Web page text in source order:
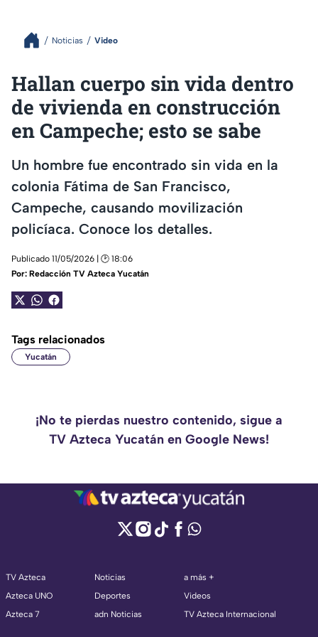
Noticias Video
Hallan cuerpo sin vida dentro
de vivienda en construcción
en Campeche; esto se sabe
Un hombre fue encontrado sin vida en la
colonia Fátima de San Francisco,
Campeche, causando movilización
policíaca. Conoce los detalles.
Publicado 11/05/2026 | 🕑 18:06
Por: Redacción TV Azteca Yucatán
Tags relacionados
Yucatán
¡No te pierdas nuestro contenido, sigue a
TV Azteca Yucatán en Google News!
TV Azteca
Azteca UNO
Azteca 7
Noticias
Deportes
adn Noticias
a más +
Videos
TV Azteca Internacional